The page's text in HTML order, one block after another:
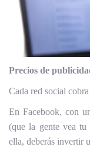
Precios de
Cada red social
En Facebook, con
(que la gente vea tu
ella, deberás invertir